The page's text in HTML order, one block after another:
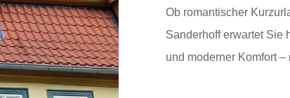
Ob romantischer
Sanderhoff erwartet Sie
und moderner Komfort